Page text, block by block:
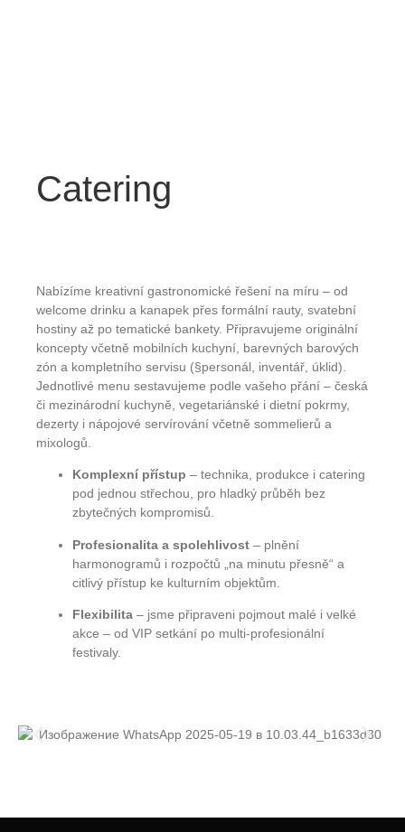
Catering
Nabízíme kreativní gastronomické řešení na míru – od
welcome drinku a kanapek přes formální rauty, svatební
hostiny až po tematické bankety. Připravujeme originální
koncepty včetně mobilních kuchyní, barevných barových
zón a kompletního servisu (§personál, inventář, úklid)
Jednotlivé menu sestavujeme podle vašeho přání – česká
či mezinárodní kuchyně, vegetariánské i dietní pokrmy,
dezerty i nápojové servírování včetně sommelierů a
mixologů.
Komplexní přístup – technika, produkce i catering
pod jednou střechou, pro hladký průběh bez
zbytečných kompromisů.
Profesionalita a spolehlivost – plnění
harmonogramů i rozpočtů „na minutu přesně“ a
citlivý přístup ke kulturním objektům.
Flexibilita – jsme připraveni pojmout malé i velké
akce – od VIP setkání po multi-profesionální
festivaly.